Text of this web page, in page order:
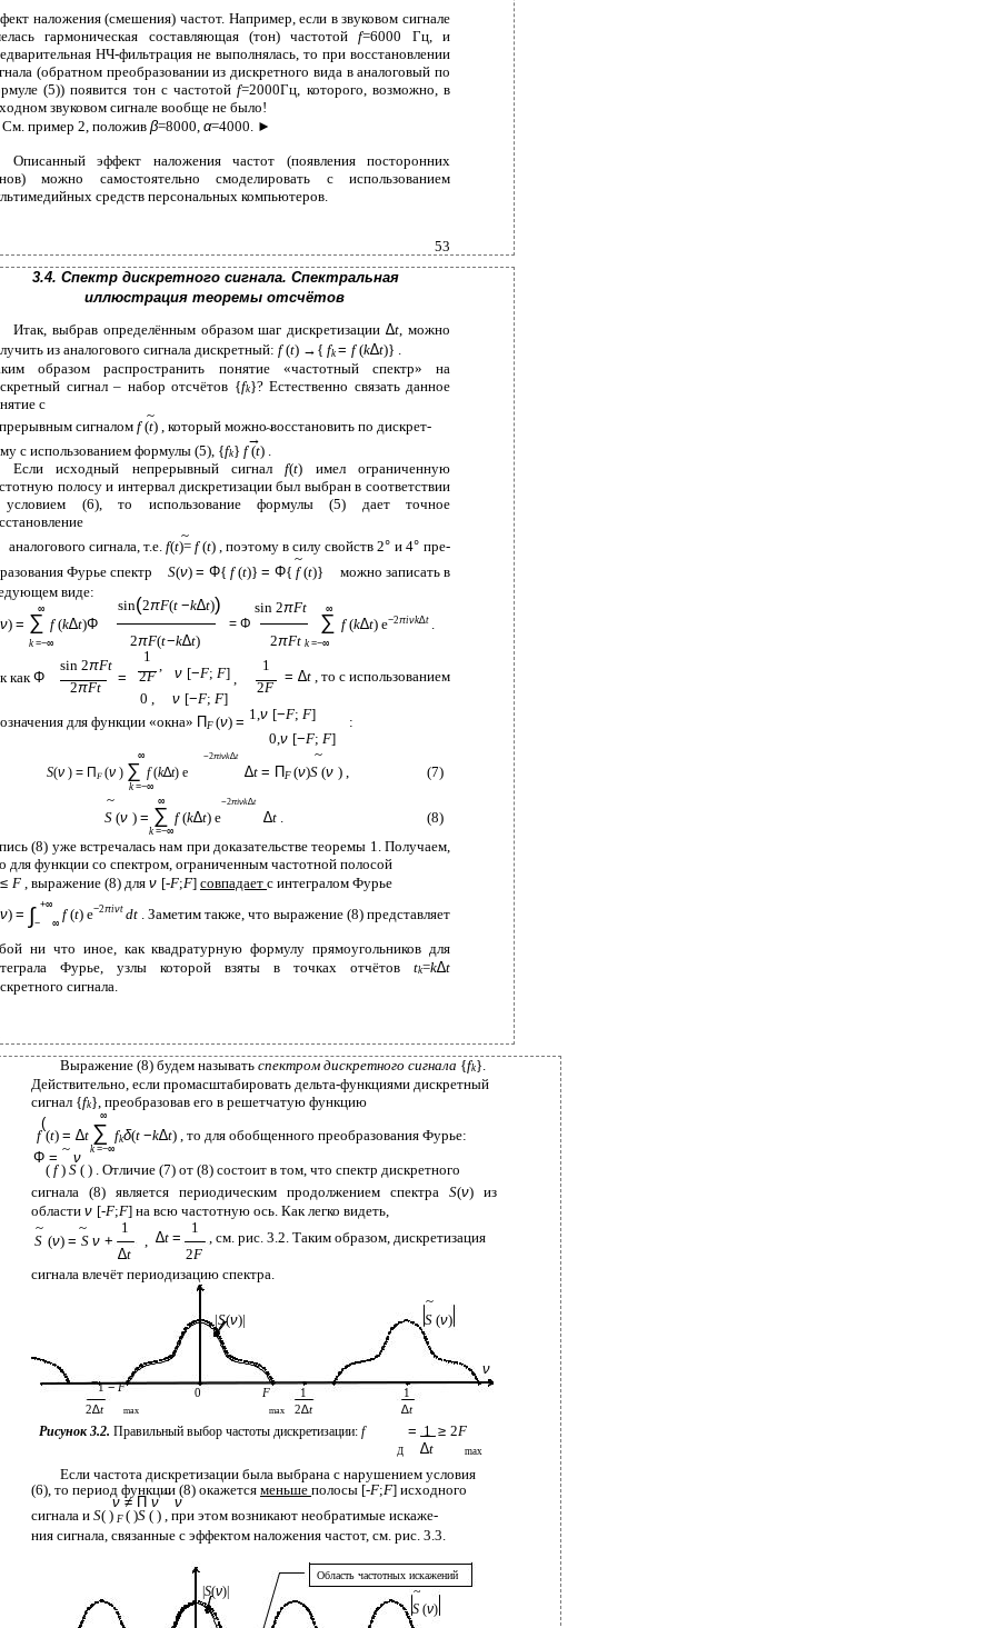
наложения (смешения) частот. Например, если в звуковом сигнале
гармоническая составляющая (тон) частотойf=6000 Гц, и
НЧ-фильтрация не выполнялась, то при восстановлении
(обратном преобразовании из дискретного вида в аналоговый по
(5)) появится тон с частотойf=2000Гц, которого, возможно, в
звуковом сигнале вообще не было!
пример 2, положив β=8000, α=4000. ►
Описанный эффект наложения частот (появления посторонних
можно самостоятельно смоделировать с использованием
средств персональных компьютеров.
53
3.4. Спектр дискретного сигнала. Спектральная
иллюстрация теоремы отсчётов
Итак, выбрав определённым образом шаг дискретизации∆t, можно
из аналогового сигнала дискретный: f(t) → { fk = f(k∆t)} .
образом распространить понятие «частотный спектр» на
сигнал – набор отсчётов {fk}? Естественно связать данное
с
~
сигналом f(t) , который можно восстановить по дискрет-
→
~
с использованием формулы (5), {fk} f(t) .
Если исходный непрерывный сигналf(t) имел ограниченную
полосу и интервал дискретизации был выбран в соответствии
(6), то использование формулы (5) дает точное
~
аналогового сигнала, т.е. f(t)= f(t) , поэтому в силу свойств 2° и 4° пре-
Фурье спектр
~
можно записать в
S(ν) = Φ{ f(t)} = Φ{ f(t)}
виде:
sin(2πF(t −k∆t))
∞ sin 2πFt ∞
ν) = ∑ f(k∆t)Φ = Φ ∑ f(k∆t) e−2πiνk∆t .
2πF(t−k∆t)
k =−∞ 2πFt k =−∞
sin 2πFt
1
1
ν [−F; F] ,
2F
,
= ∆t , то с использованием
какΦ =
2πFt
0 , ν [−F; F]
2F
для функции «окна» ΠF (ν) = 1,ν [−F; F]
:
0,ν [−F; F]
∞ −2πiνk∆t
∆t
~
(7)
S(ν ) = Π F (ν ) ∑ f(k∆t) e = ΠF (ν)S (ν ) ,
k =−∞
~ ∞ −2πiνk∆t
∆t . (8)
S (ν ) = ∑ f(k∆t) e
k =−∞
(8) уже встречалась нам при доказательстве теоремы 1. Получаем,
для функции со спектром, ограниченным частотной полосой
≤ F , выражение (8) для ν [-F;F] совпадает с интегралом Фурье
ν) = ∫−
+∞
∞
f(t) e−2πiνt dt . Заметим также, что выражение (8) представляет
ни что иное, как квадратурную формулу прямоугольников для
Фурье, узлы которой взяты в точках отчётов tk=k∆t
сигнала.
Выражение (8) будем называть спектром дискретного сигнала {fk}.
Действительно, если промасштабировать дельта-функциями дискретный
сигнал {fk}, преобразовав его в решетчатую функцию
f
( ∞
(t) = ∆t ∑ fkδ(t −k∆t) , то для обобщенного преобразования Фурье:
k =−∞
Φ =
~
ν
( f) S ( ) . Отличие (7) от (8) состоит в том, что спектр дискретного
сигнала (8) является периодическим продолжением спектра S(ν) из
области ν [-F;F] на всю частотную ось. Как легко видеть,
~
~ 1
∆t =
1
, см. рис. 3.2. Таким образом, дискретизация
S (ν) = S ν +
,
2F
∆t
сигнала влечёт периодизацию спектра.
|S(ν)|
~
S (ν)
ν
−1−F 0 F 1
1
2∆t max max 2∆t ∆t
Рисунок 3.2. Правильный выбор частоты дискретизации: f = 1 ≥ 2F
Д ∆t max
Если частота дискретизации была выбрана с нарушением условия
(6), то период функции (8) окажется меньше полосы [-F;F] исходного
ν ≠ Π ν
~
ν
сигнала и S( ) F ( )S ( ) , при этом возникают необратимые искаже-
ния сигнала, связанные с эффектом наложения частот, см. рис. 3.3.
S(ν)|
Область частотных искажений
~
S (ν)